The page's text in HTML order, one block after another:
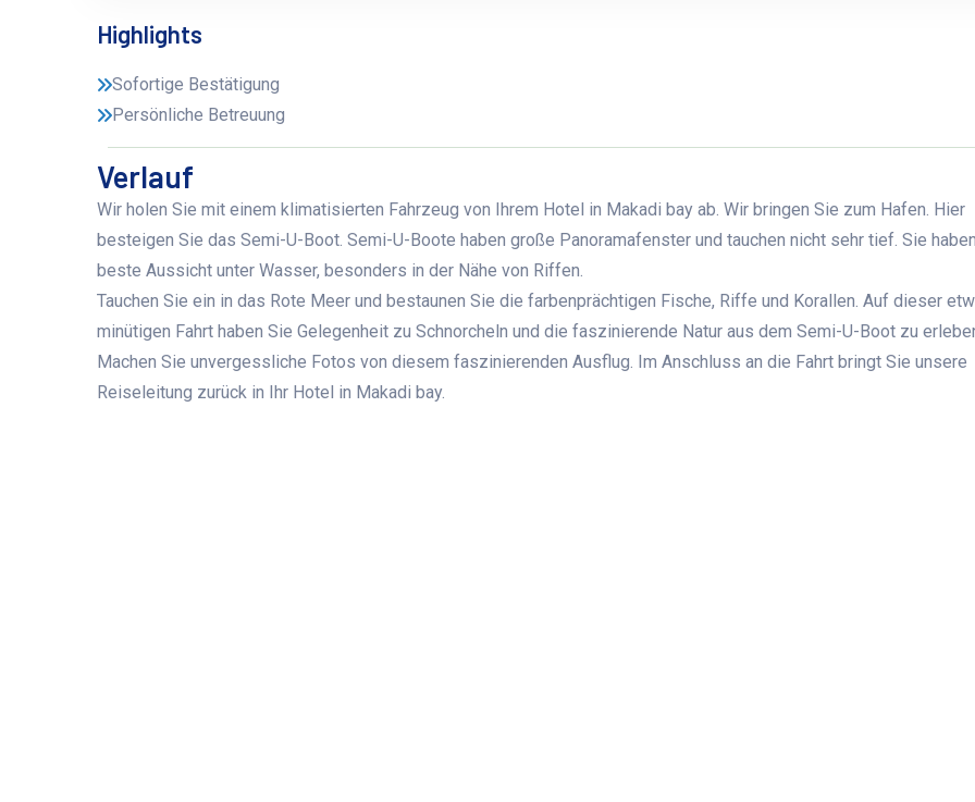
Highlights
Sofortige Bestätigung
Persönliche Betreuung
Verlauf
Wir holen Sie mit einem klimatisierten Fahrzeug von Ihrem Hotel in Makadi bay ab. Wir bringen Sie zum Hafen. Hier
besteigen Sie das Semi-U-Boot. Semi-U-Boote haben große Panoramafenster und tauchen nicht sehr tief. Sie
beste Aussicht unter Wasser, besonders in der Nähe von Riffen.
Tauchen Sie ein in das Rote Meer und bestaunen Sie die farbenprächtigen Fische, Riffe und Korallen. Auf dieser
minütigen Fahrt haben Sie Gelegenheit zu Schnorcheln und die faszinierende Natur aus dem Semi-U-Boot zu
Machen Sie unvergessliche Fotos von diesem faszinierenden Ausflug. Im Anschluss an die Fahrt bringt Sie unsere
Reiseleitung zurück in Ihr Hotel in Makadi bay.